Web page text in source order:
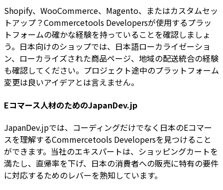
Shopify、WooCommerce、Magento、またはカスタムセッ
トアップ？Commercetools Developersが使用するプラッ
トフォームの確かな経験を持っていることを確認しましょ
う。日本向けのショップでは、日本語ローカライゼーショ
ン、ローカライズされた商品ページ、地域の配送統合の経験
も確認してください。プロジェクト途中のプラットフォーム
変更は良いアイデアとは言えません。
Eコマース人材のためのJapanDev.jp
JapanDev.jpでは、コーディングだけでなく日本のEコマー
スを理解するCommercetools Developersを見つけること
ができます。当社のエキスパートは、ショッピングカートを
満たし、直帰率を下げ、日本の消費者への販売に特有の要件
に対応するためのレバーを熟知しています。